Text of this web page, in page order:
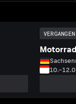
VERGANGEN